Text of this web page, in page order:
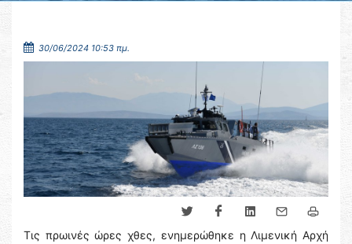
30/06/2024 10:53 πμ.
Τις πρωινές ώρες χθες, ενημερώθηκε η Λιμενική Αρχή